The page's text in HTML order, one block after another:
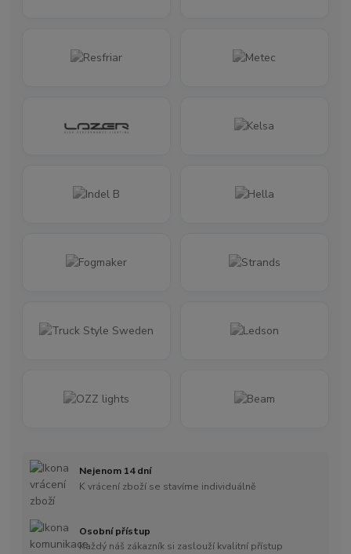
Nejenom 14 dní
K vrácení zboží se stavíme individuálně
Osobní přístup
Každý náš zákazník si zaslouží kvalitní přístup